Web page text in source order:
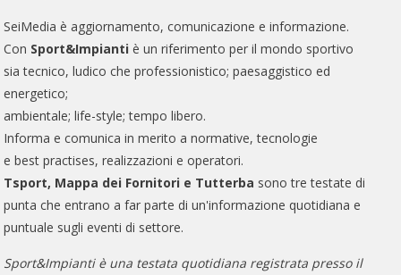
SeiMedia è aggiornamento, comunicazione e informazione.
Con Sport&Impianti è un riferimento per il mondo sportivo
sia tecnico, ludico che professionistico; paesaggistico ed
energetico;
ambientale; life-style; tempo libero.
Informa e comunica in merito a normative, tecnologie
e best practises, realizzazioni e operatori.
Tsport, Mappa dei Fornitori e Tutterba sono tre testate di
punta che entrano a far parte di un'informazione quotidiana e
puntuale sugli eventi di settore.
Sport&Impianti è una testata quotidiana registrata presso il